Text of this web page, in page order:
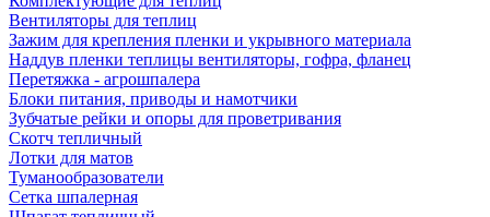
Вентиляторы для теплиц
Зажим для крепления пленки и укрывного материала
Наддув пленки теплицы вентиляторы, гофра, фланец
Перетяжка - агрошпалера
Блоки питания, приводы и намотчики
Зубчатые рейки и опоры для проветривания
Скотч тепличный
Лотки для матов
Туманообразователи
Сетка шпалерная